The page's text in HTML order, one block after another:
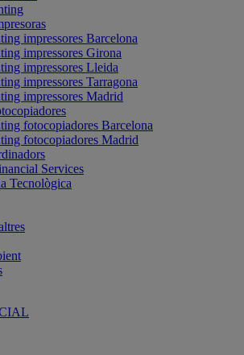
impressores Barcelona
impressores Girona
impressores Lleida
impressores Tarragona
impressores Madrid
fotocopiadores Barcelona
fotocopiadores Madrid
Services
Tecnològica